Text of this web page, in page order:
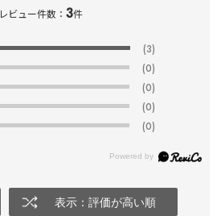
レビュー件数：3件
(3)
(0)
(0)
(0)
(0)
表示：評価が高い順